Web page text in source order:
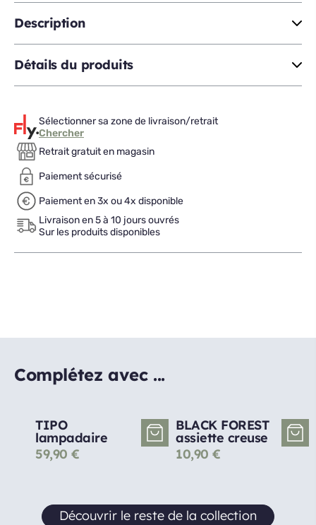
Coffret
6
tasses
Description
Détails du produits
Sélectionner sa zone de livraison/retrait
Chercher
Retrait gratuit en magasin
Paiement sécurisé
Paiement en 3x ou 4x disponible
Livraison en 5 à 10 jours ouvrés
Sur les produits disponibles
Complétez avec ...
TIPO
lampadaire
59,90 €
BLACK FOREST
assiette creuse
10,90 €
Découvrir le reste de la collection